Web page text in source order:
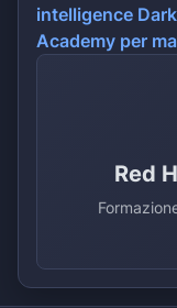
intelligence
Academy per
Red